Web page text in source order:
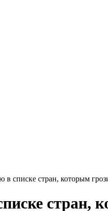
в списке стран, которым
стран,